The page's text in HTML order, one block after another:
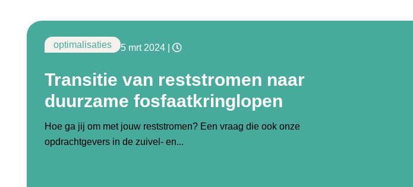
optimalisaties 5 mrt 2024
Transitie van reststromen naar
duurzame fosfaatkringlopen
Hoe ga jij om met jouw reststromen? Een vraag die ook onze
opdrachtgevers in de zuivel- en...